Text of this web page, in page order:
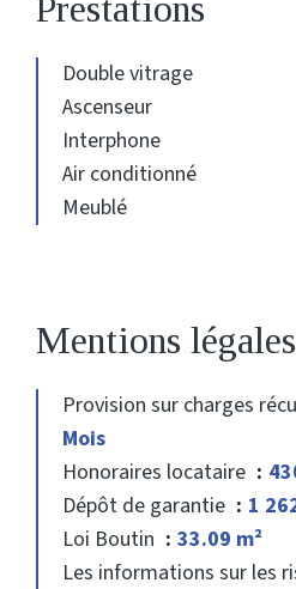
Double vitrage
Ascenseur
Interphone
Air conditionné
Meublé
Mentions légales
Provision sur charges
Mois
Honoraires locataire
Dépôt de garantie
1
Loi Boutin
33.09 m²
Les informations sur les